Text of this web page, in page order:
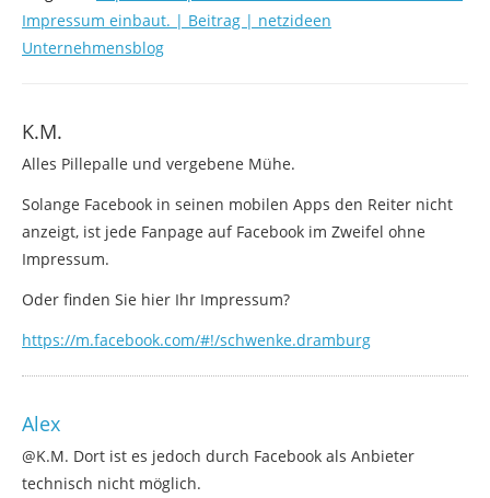
Impressum einbaut. | Beitrag | netzideen
Unternehmensblog
K.M.
Alles Pillepalle und vergebene Mühe.
Solange Facebook in seinen mobilen Apps den Reiter nicht
anzeigt, ist jede Fanpage auf Facebook im Zweifel ohne
Impressum.
Oder finden Sie hier Ihr Impressum?
https://m.facebook.com/#!/schwenke.dramburg
Alex
@K.M. Dort ist es jedoch durch Facebook als Anbieter
technisch nicht möglich.